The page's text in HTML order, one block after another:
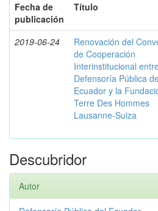
Fecha de
publicación
Título
2019-06-24
Renovación del
de Cooperación
Interinstitucional
Defensoría Pública
Ecuador y la
Terre Des Hommes
Lausanne-Suiza
Descubridor
Autor